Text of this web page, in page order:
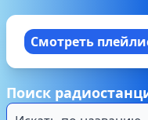
Смотреть
Поиск